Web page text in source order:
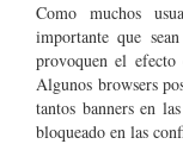
Como muchos
importante que
provoquen el efecto
Algunos browsers
tantos banners en
bloqueado en las